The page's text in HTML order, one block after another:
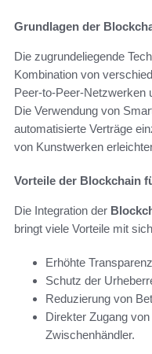
Grundlagen der
Die zugrundeliegende
Kombination von
Peer-to-Peer-Netzwerken
Die Verwendung von
automatisierte Verträge
von Kunstwerken
Vorteile der Blockchain
Die Integration der
bringt viele Vorteile mit
Erhöhte
Schutz der
Reduzierung von
Direkter Zugang
Zwischenhändler.